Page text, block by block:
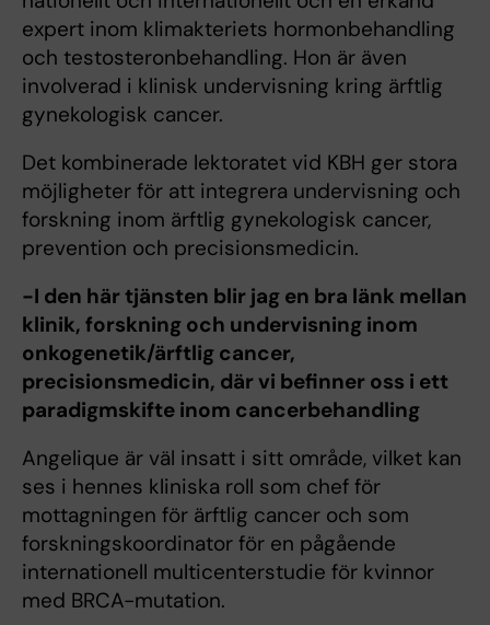
expert inom klimakteriets hormonbehandling
och testosteronbehandling. Hon är även
involverad i klinisk undervisning kring ärftlig
gynekologisk cancer.
Det kombinerade lektoratet vid KBH ger stora
möjligheter för att integrera undervisning och
forskning inom ärftlig gynekologisk cancer,
prevention och precisionsmedicin.
-I den här tjänsten blir jag en bra länk mellan
klinik, forskning och undervisning inom
onkogenetik/ärftlig cancer,
precisionsmedicin, där vi befinner oss i ett
paradigmskifte inom cancerbehandling
Angelique är väl insatt i sitt område, vilket kan
ses i hennes kliniska roll som chef för
mottagningen för ärftlig cancer och som
forskningskoordinator för en pågående
internationell multicenterstudie för kvinnor
med BRCA-mutation.